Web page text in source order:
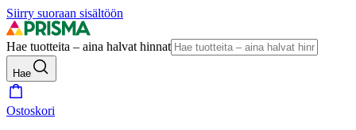
Siirry suoraan sisältöön
Hae tuotteita – aina halvat hinnat
Hae
Ostoskori